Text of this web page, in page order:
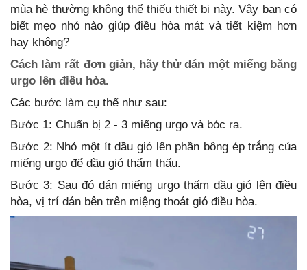
mùa hè thường không thể thiếu thiết bị này. Vậy bạn có
biết mẹo nhỏ nào giúp điều hòa mát và tiết kiệm hơn
hay không?
Cách làm rất đơn giản, hãy thử dán một miếng băng
urgo lên điều hòa.
Các bước làm cụ thể như sau:
Bước 1: Chuẩn bị 2 - 3 miếng urgo và bóc ra.
Bước 2: Nhỏ một ít dầu gió lên phần bông ép trắng của
miếng urgo để dầu gió thẩm thấu.
Bước 3: Sau đó dán miếng urgo thấm dầu gió lên điều
hòa, vị trí dán bên trên miệng thoát gió điều hòa.